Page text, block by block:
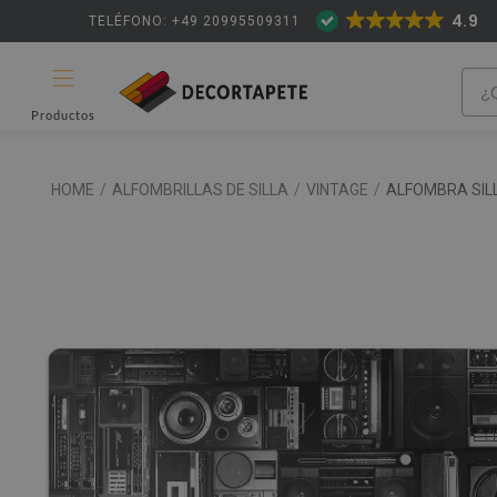
TELÉFONO: +49 20995509311 4.9
Productos
HOME / ALFOMBRILLAS DE SILLA / VINTAGE / ALFOMBRA